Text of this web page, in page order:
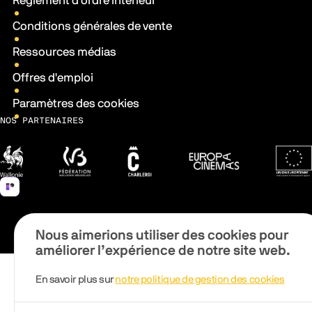
Conditions générales de vente
Ressources médias
Offres d'emploi
Paramètres des cookies
NOS PARTENAIRES
Wallonie Fédération Wallonie-Bruxelles
Ville de CharleroiEuropa Cinemas
Nous aimerions utiliser des cookies pour
améliorer l’expérience de notre site web.
En savoir plus surnotre politique de gestion des cookies